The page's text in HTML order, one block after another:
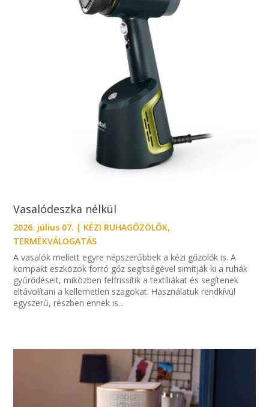
Vasalódeszka nélkül
2026. július 07. | KÉZI RUHAGŐZÖLŐK,
TERMÉKVÁLOGATÁS
A vasalók mellett egyre népszerűbbek a kézi gőzölők is. A
kompakt eszközök forró gőz segítségével simítják ki a ruhák
gyűrődéseit, miközben felfrissítik a textíliákat és segítenek
eltávolítani a kellemetlen szagokat. Használatuk rendkívül
egyszerű, részben ennek is...